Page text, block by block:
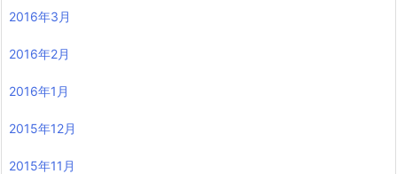
2016年3月
2016年2月
2016年1月
2015年12月
2015年11月